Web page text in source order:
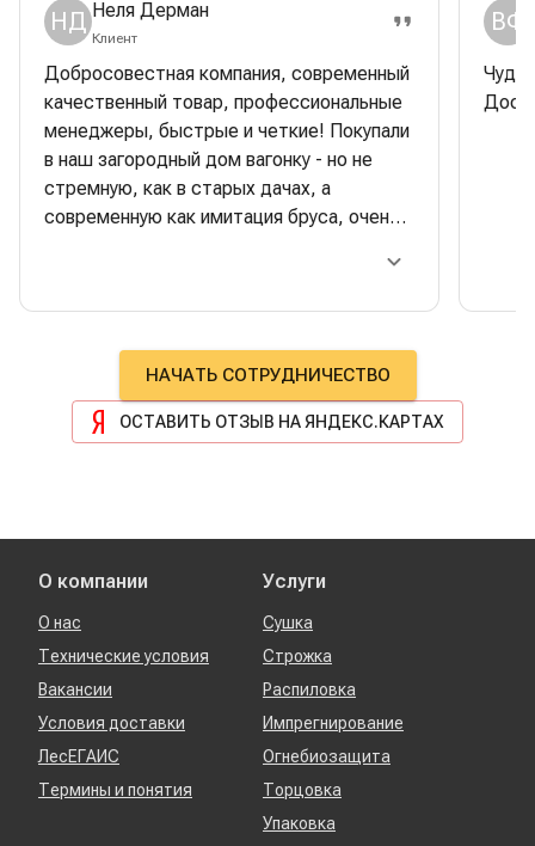
НД Неля Дерман
Клиент
Добросовестная компания, современный
качественный товар, профессиональные
менеджеры, быстрые и четкие! Покупали
в наш загородный дом вагонку - но не
стремную, как в старых дачах, а
современную как имитация бруса, очень
максимально оперативно сделал
поставку, при этом правильно
побеспокоился о разных нюансах,
которые очень хорошо повлияли на
ВФ
НАЧАТЬ СОТРУДНИЧЕСТВО
ОСТАВИТЬ ОТЗЫВ НА ЯНДЕКС.КАРТАХ
О компании
О нас
Технические условия
Вакансии
Условия доставки
ЛесЕГАИС
Термины и понятия
Услуги
Сушка
Строжка
Распиловка
Импрегнирование
Огнебиозащита
Торцовка
Упаковка